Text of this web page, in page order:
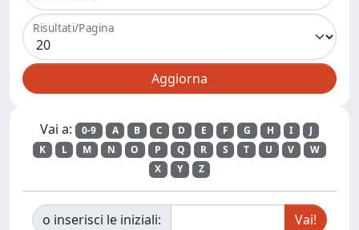
Risultati/Pagina
Vai a: 0-9 A B C D E F G H I
J
K
L M N O P Q R S T U V
W
X
Y Z
o inserisci le iniziali: